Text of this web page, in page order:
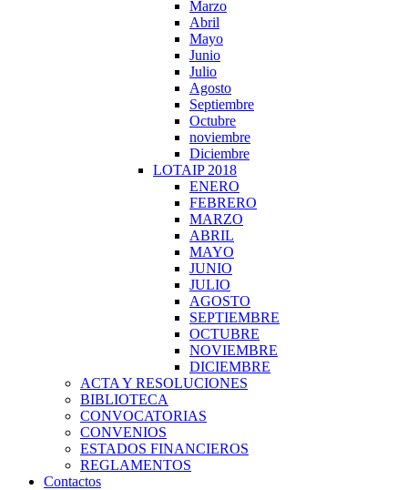
Marzo
Abril
Mayo
Junio
Julio
Agosto
Septiembre
Octubre
noviembre
Diciembre
LOTAIP 2018
ENERO
FEBRERO
MARZO
ABRIL
MAYO
JUNIO
JULIO
AGOSTO
SEPTIEMBRE
OCTUBRE
NOVIEMBRE
DICIEMBRE
ACTA Y RESOLUCIONES
BIBLIOTECA
CONVOCATORIAS
CONVENIOS
ESTADOS FINANCIEROS
REGLAMENTOS
Contactos